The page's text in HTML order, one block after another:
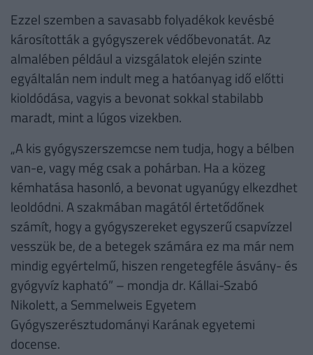
Ezzel szemben a savasabb folyadékok kevésbé
károsították a gyógyszerek védőbevonatát. Az
almalében például a vizsgálatok elején szinte
egyáltalán nem indult meg a hatóanyag idő előtti
kioldódása, vagyis a bevonat sokkal stabilabb
maradt, mint a lúgos vizekben.
„A kis gyógyszerszemcse nem tudja, hogy a bélben
van-e, vagy még csak a pohárban. Ha a közeg
kémhatása hasonló, a bevonat ugyanúgy elkezdhet
leoldódni. A szakmában magától értetődőnek
számít, hogy a gyógyszereket egyszerű csapvízzel
vesszük be, de a betegek számára ez ma már nem
mindig egyértelmű, hiszen rengetegféle ásvány- és
gyógyvíz kapható” – mondja dr. Kállai-Szabó
Nikolett, a Semmelweis Egyetem
Gyógyszerésztudományi Karának egyetemi
docense.